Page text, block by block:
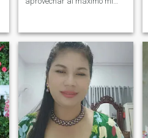
presentarme a ustedes para
que podamos pasar un
tiempo valioso juntos. Mi
nombre es Naikea. Estoy
soltero, ¿de acuerdo? Soy un
contador de cuentas. Tengo
mis aficiones favoritas son
cocinar, leer, hacer ejercicio,
escuchar música, ver
televisión, ir de compras,
limpiar la casa y me Tengo